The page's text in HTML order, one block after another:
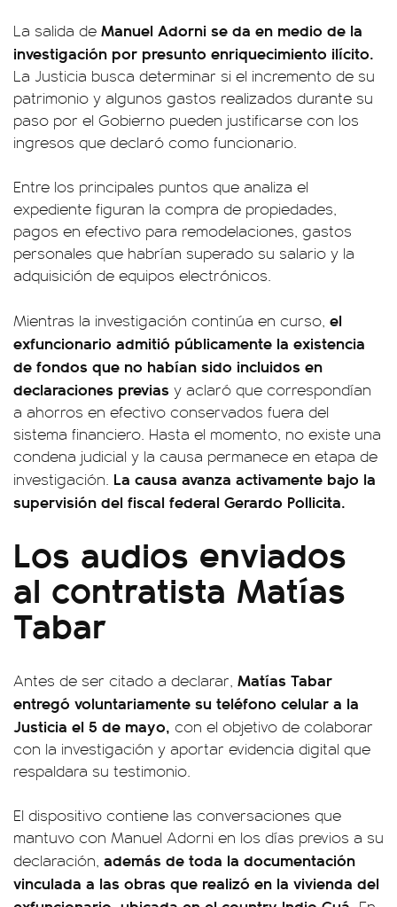
La salida de Manuel Adorni se da en medio de la
investigación por presunto enriquecimiento ilícito.
La Justicia busca determinar si el incremento de su
patrimonio y algunos gastos realizados durante su
paso por el Gobierno pueden justificarse con los
ingresos que declaró como funcionario.
Entre los principales puntos que analiza el
expediente figuran la compra de propiedades,
pagos en efectivo para remodelaciones, gastos
personales que habrían superado su salario y la
adquisición de equipos electrónicos.
Mientras la investigación continúa en curso, el
exfuncionario admitió públicamente la existencia
de fondos que no habían sido incluidos en
declaraciones previas y aclaró que correspondían
a ahorros en efectivo conservados fuera del
sistema financiero. Hasta el momento, no existe una
condena judicial y la causa permanece en etapa de
investigación. La causa avanza activamente bajo la
supervisión del fiscal federal Gerardo Pollicita.
Los audios enviados
al contratista Matías
Tabar
Antes de ser citado a declarar, Matías Tabar
entregó voluntariamente su teléfono celular a la
Justicia el 5 de mayo, con el objetivo de colaborar
con la investigación y aportar evidencia digital que
respaldara su testimonio.
El dispositivo contiene las conversaciones que
mantuvo con Manuel Adorni en los días previos a su
declaración, además de toda la documentación
vinculada a las obras que realizó en la vivienda del